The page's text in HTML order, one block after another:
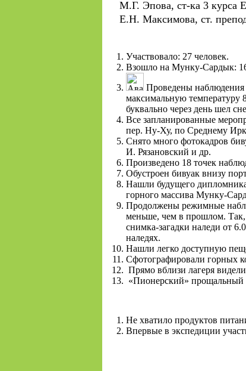
М.Г. Эпова, ст-ка 3 курса
Е.Н. Максимова, ст.
Участвовало: 27 человек.
Взошло на Мунку-Сардык:
Проведены наблюдения
максимальную температуру
буквально через день шел
Все запланированные
пер. Ну-Ху, по Среднему
Снято много фотокадров
И. Рязановский и др.
Произведено 18 точек
Обустроен бивуак внизу
Нашли будущего
горного массива Мунку-
Продолжены режимные
меньше, чем в прошлом. Так,
снимка-загадки наледи от
наледях.
Нашли легко доступную
Сфотографировали горных
Прямо вблизи лагеря
«Пионерский» прощальный
Не хватило продуктов
Впервые в экспедиции